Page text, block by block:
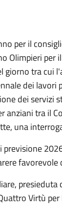
per il
Olimpieri
tra cui
dei lavori
dei
anziani tra il
una
previsione
favorevole
Virtù